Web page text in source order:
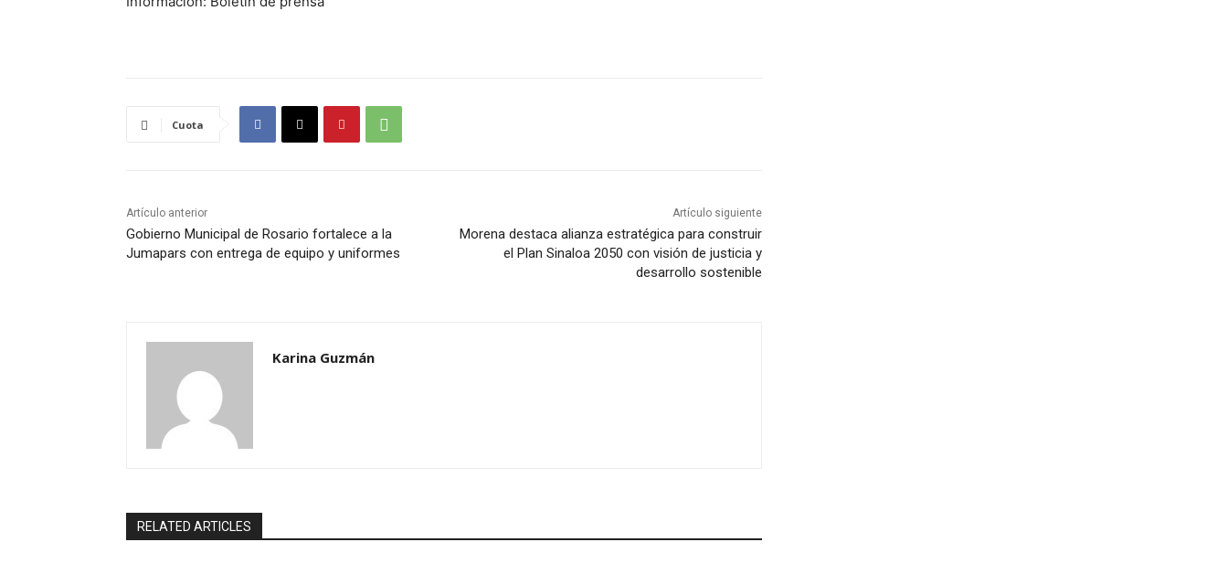
Cuota
Artículo anterior
Gobierno Municipal de Rosario fortalece a la
Jumapars con entrega de equipo y uniformes
Artículo siguiente
Morena destaca alianza estratégica para construir
el Plan Sinaloa 2050 con visión de justicia y
desarrollo sostenible
Karina Guzmán
RELATED ARTICLES